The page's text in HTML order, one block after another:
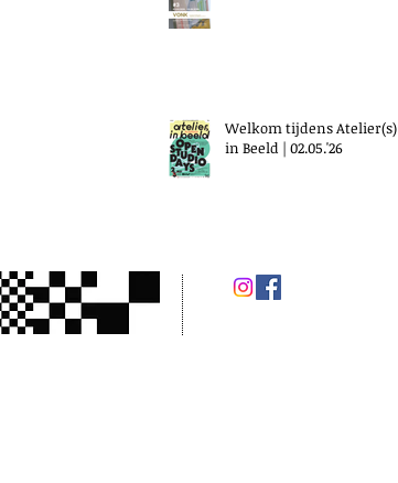
Welkom tijdens Atelier(s)
in Beeld | 02.05.'26